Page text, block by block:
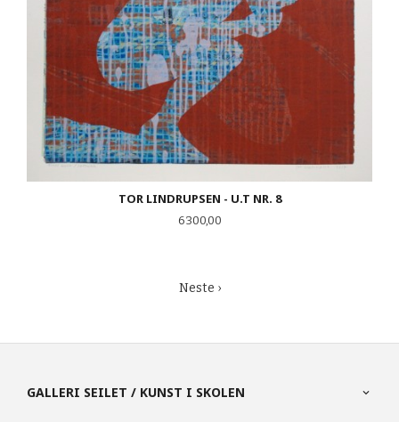
TOR LINDRUPSEN - U.T NR. 8
Pris
6 300,00
Neste ›
GALLERI SEILET / KUNST I SKOLEN